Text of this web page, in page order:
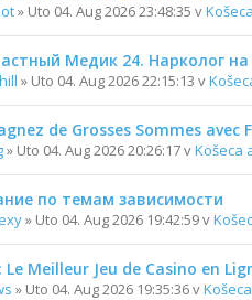
» Uto 04. Aug 2026 23:48:35 v
Медик 24. Нарколог
» Uto 04. Aug 2026 22:15:13 v
de Grosses Sommes avec
» Uto 04. Aug 2026 20:26:17 vKošeca
по темам зависимости
» Uto 04. Aug 2026 19:42:59 v
Meilleur Jeu de Casino en
» Uto 04. Aug 2026 19:35:36 v